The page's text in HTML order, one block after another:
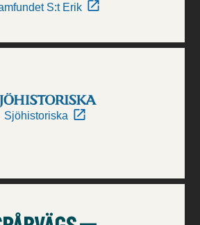
S:t Erik
Sjöhistoriska